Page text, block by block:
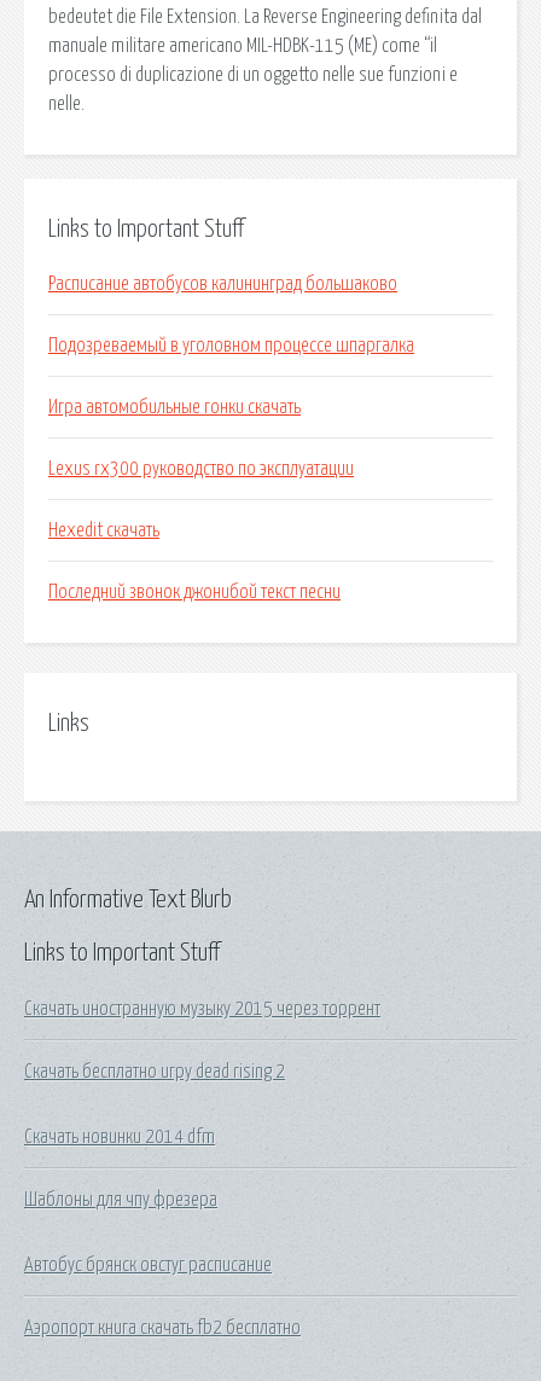
bedeutet die File Extension. La Reverse Engineering definita dal
manuale militare americano MIL-HDBK-115 (ME) come “il
processo di duplicazione di un oggetto nelle sue funzioni e
nelle.
Links to Important Stuff
Расписание автобусов калининград большаково
Подозреваемый в уголовном процессе шпаргалка
Игра автомобильные гонки скачать
Lexus rx300 руководство по эксплуатации
Hexedit скачать
Последний звонок джонибой текст песни
Links
Links to Important Stuff
Скачать иностранную музыку 2015 через торрент
Скачать бесплатно игру dead rising 2
Скачать новинки 2014 dfm
Шаблоны для чпу фрезера
Автобус брянск овстуг расписание
Аэропорт книга скачать fb2 бесплатно
An Informative Text Blurb